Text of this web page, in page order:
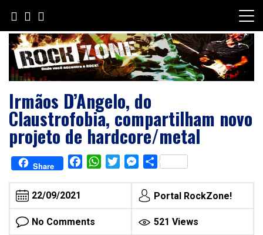
content
Irmãos D’Angelo, do
Claustrofobia, compartilham novo
projeto de hardcore/metal
Share FacebookWhatsAppTwitterMessenger
Share
22/09/2021 Portal RockZone!
No Comments 521 Views